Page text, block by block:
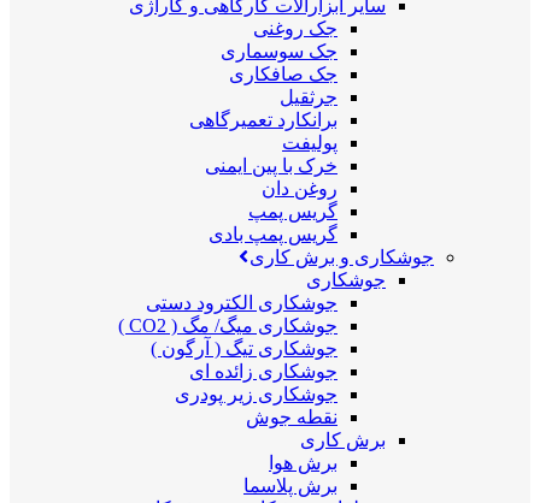
سایر ابزارآلات کارگاهی و گاراژی
جک روغنی
جک سوسماری
جک صافکاری
جرثقیل
برانکارد تعمیرگاهی
پولیفت
خرک با پین ایمنی
روغن دان
گریس پمپ
گریس پمپ بادی
جوشکاری و برش کاری
جوشکاری
جوشکاری الکترود دستی
جوشکاری میگ/ مگ ( CO2 )
جوشکاری تیگ ( آرگون )
جوشکاری زائده ای
جوشکاری زیر پودری
نقطه جوش
برش کاری
برش هوا
برش پلاسما